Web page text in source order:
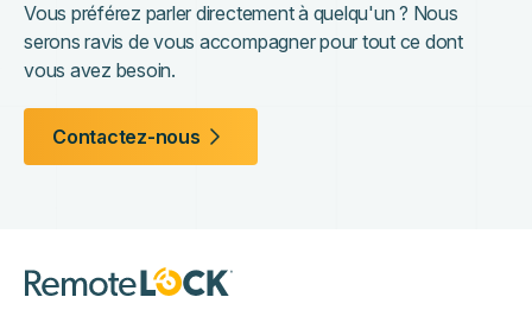
Vous préférez parler directement à quelqu'un ? Nous
serons ravis de vous accompagner pour tout ce dont
vous avez besoin.
Contactez-nous